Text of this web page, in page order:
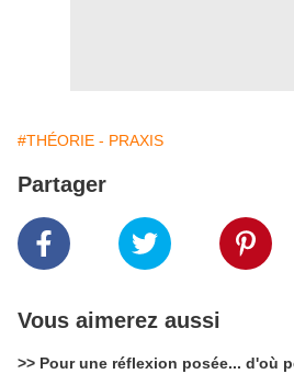
#THÉORIE - PRAXIS
Partager
Vous aimerez aussi
>> Pour une réflexion posée... d'où